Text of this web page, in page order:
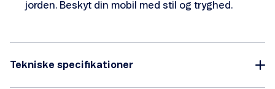
jorden. Beskyt din mobil med stil og tryghed.
Tekniske specifikationer